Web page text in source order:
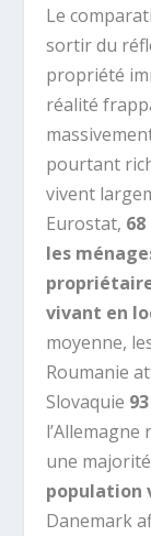
Le
sortir du
propriété
réalité
pourtant
vivent
Eurostat,
les
vivant en
moyenne,
Roumanie
Slovaquie
l’Allemagne
une
population
Danemark